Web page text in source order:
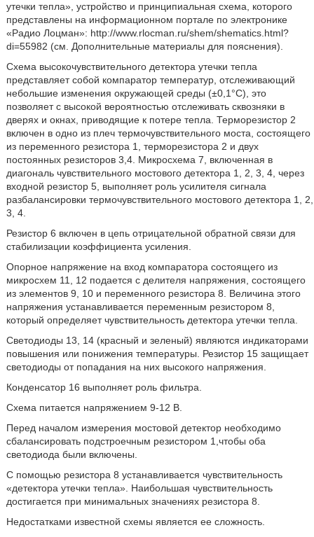
утечки тепла», устройство и принципиальная схема, которого
представлены на информационном портале по электронике
«Радио Лоцман»: http://www.rlocman.ru/shem/shematics.html?
di=55982 (см. Дополнительные материалы для пояснения).
Схема высокочувствительного детектора утечки тепла
представляет собой компаратор температур, отслеживающий
небольшие изменения окружающей среды (±0,1°C), это
позволяет с высокой вероятностью отслеживать сквозняки в
дверях и окнах, приводящие к потере тепла. Терморезистор 2
включен в одно из плеч термочувствительного моста, состоящего
из переменного резистора 1, терморезистора 2 и двух
постоянных резисторов 3,4. Микросхема 7, включенная в
диагональ чувствительного мостового детектора 1, 2, 3, 4, через
входной резистор 5, выполняет роль усилителя сигнала
разбалансировки термочувствительного мостового детектора 1, 2,
3, 4.
Резистор 6 включен в цепь отрицательной обратной связи для
стабилизации коэффициента усиления.
Опорное напряжение на вход компаратора состоящего из
микросхем 11, 12 подается с делителя напряжения, состоящего
из элементов 9, 10 и переменного резистора 8. Величина этого
напряжения устанавливается переменным резистором 8,
который определяет чувствительность детектора утечки тепла.
Светодиоды 13, 14 (красный и зеленый) являются индикаторами
повышения или понижения температуры. Резистор 15 защищает
светодиоды от попадания на них высокого напряжения.
Конденсатор 16 выполняет роль фильтра.
Схема питается напряжением 9-12 В.
Перед началом измерения мостовой детектор необходимо
сбалансировать подстроечным резистором 1,чтобы оба
светодиода были включены.
С помощью резистора 8 устанавливается чувствительность
«детектора утечки тепла». Наибольшая чувствительность
достигается при минимальных значениях резистора 8.
Недостатками известной схемы является ее сложность.